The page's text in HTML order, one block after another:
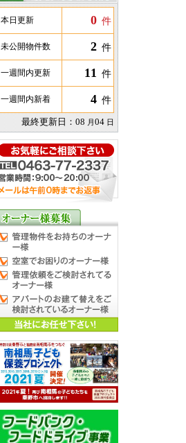
本日更新 0 件
未公開物件数 2 件
一週間内更新 11 件
一週間内新着 4 件
最終更新日：08 月04 日